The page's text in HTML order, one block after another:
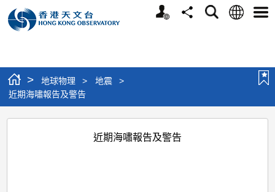
個
分
搜
語
選
> 地球物理 > 地震
>
近期海嘯報告及警告
近
近期海嘯報告及警告